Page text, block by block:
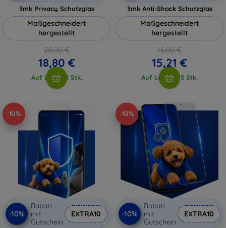
3mk Privacy Schutzglas
Maßgeschneidert
hergestellt
20,90 €
18,80 €
Auf Lager 3 Stk.
3mk Anti-Shock Schutzglas
Maßgeschneidert
hergestellt
16,90 €
15,21 €
Auf Lager > 5 Stk.
-10%
-10%
Rabatt
mit
Gutschein
EXTRA10
-10%
-10%
Rabatt
mit
Gutschein
EXTRA10